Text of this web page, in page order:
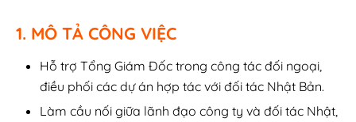
1. MÔ TẢ CÔNG VIỆC
Hỗ trợ Tổng Giám Đốc trong công tác đối ngoại,
điều phối các dự án hợp tác với đối tác Nhật Bản.
Làm cầu nối giữa lãnh đạo công ty và đối tác Nhật,